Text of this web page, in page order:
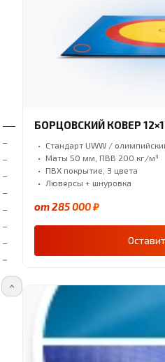
БОРЦОВСКИЙ КОВЕР
Стандарт UWW /
Маты 50 мм, ПВВ 200 кг/м³
ПВХ покрытие, 3 цвета
Люверсы + шнуровка
от 285 000 ₽